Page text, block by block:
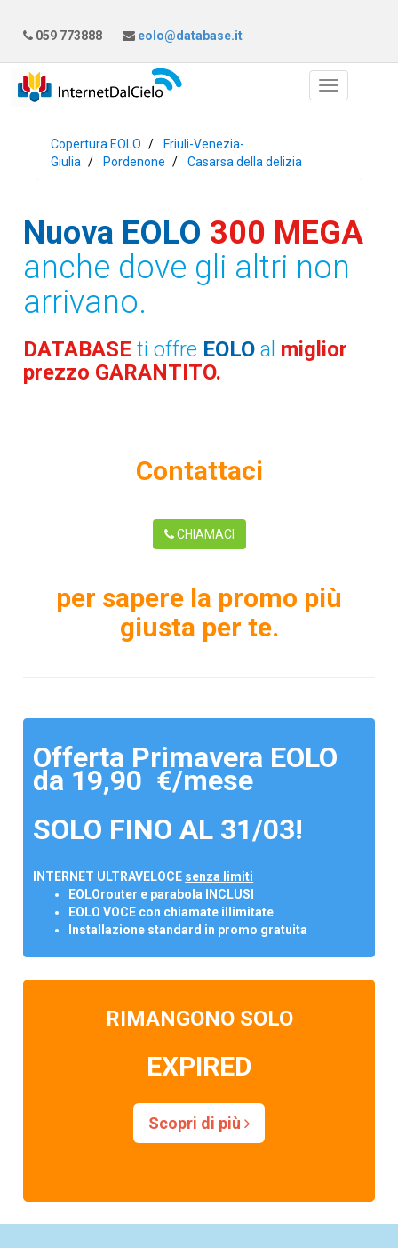
059 773888 eolo@database.it
Copertura EOLO
Friuli-Venezia-
Giulia
Pordenone Casarsa della delizia
Nuova EOLO 300 MEGA
anche dove gli altri non
arrivano.
DATABASEti offre EOLO al miglior
prezzo GARANTITO.
Contattaci
CHIAMACI
per sapere la promo più
giusta per te.
Offerta Primavera EOLO
da 19,90 €/mese
SOLO FINO AL 31/03!
INTERNET ULTRAVELOCE senza limiti
EOLOrouter e parabola INCLUSI
EOLO VOCE con chiamate illimitate
Installazione standard in promo gratuita
RIMANGONO SOLO
EXPIRED
Scopri di più